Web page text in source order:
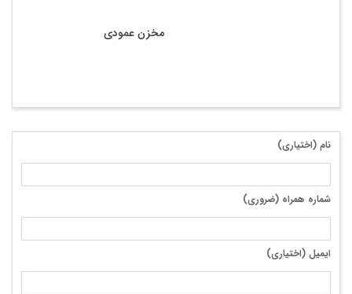
مخزن عمودی
نام (اختیاری)
شماره همراه (ضروری)
ایمیل (اختیاری)